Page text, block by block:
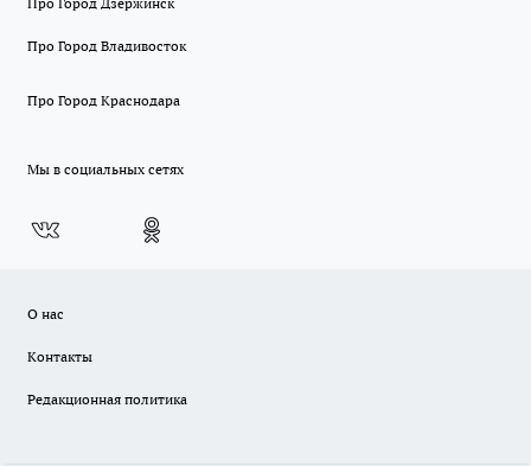
Про Город Владивосток
Про Город Краснодара
Мы в социальных сетях
О нас
Контакты
Редакционная политика